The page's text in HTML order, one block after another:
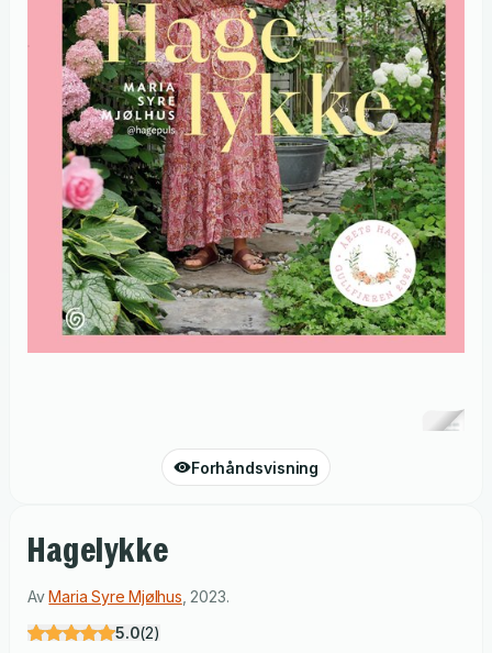
Forhåndsvisning
Hagelykke
AvMaria Syre Mjølhus 2023.
5.0(2)